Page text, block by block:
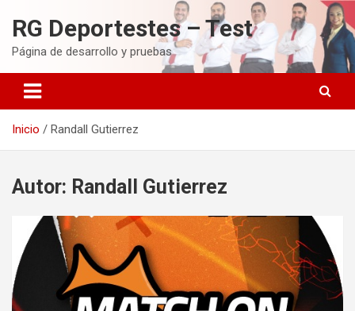
contenido
RG Deportestes – Test
Página de desarrollo y pruebas
Inicio Randall Gutierrez
Autor: Randall Gutierrez